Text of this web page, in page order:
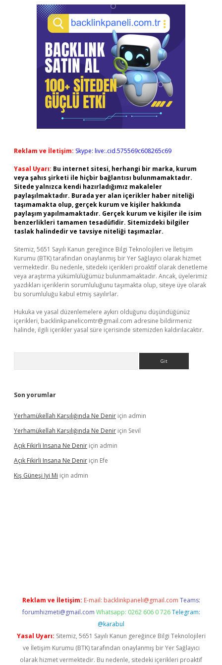
Reklam ve İletişim: Skype: live:.cid.575569c608265c69
Yasal Uyarı: Bu internet sitesi, herhangi bir marka, kurum
veya şahıs şirketi ile hiçbir bağlantısı bulunmamaktadır.
Sitede yalnızca kendi hazırladığımız makaleler
paylaşılmaktadır. Burada yer alan içerikler haber niteliği
taşımamakta olup, gerçek kurum ve kişiler hakkında
paylaşım yapılmamaktadır. Gerçek kurum ve kişiler ile isim
benzerlikleri tamamen tesadüfidir. Sitemizdeki bilgiler
taslak halindedir ve tavsiye niteliği taşımazlar.
Sitemiz, 5651 Sayılı Kanun gereğince Bilgi Teknolojileri ve İletişim
Kurumu (BTK) tarafından onaylanmış bir Yer Sağlayıcı olarak hizmet
vermektedir. Bu nedenle, sitedeki içerikleri proaktif olarak denetleme
veya araştırma yükümlülüğümüz bulunmamaktadır. Ancak, üyelerimiz
yazdıkları içeriklerin sorumluluğunu taşımakta olup, siteye üye olarak
bu sorumluluğu kabul etmiş sayılırlar.
Hukuka ve yasal düzenlemelere aykırı olduğunu düşündüğünüz
içerikleri, backlinkpanelicomtr@gmail.com adresine bildirmeniz
halinde, ilgili içerikler yasal süre içerisinde sitemizden kaldırılacaktır.
Son yorumlar
Yerhamükellah Karşılığında Ne Denir için admin
Yerhamükellah Karşılığında Ne Denir için Sevil
Açık Fikirli Insana Ne Denir için admin
Açık Fikirli Insana Ne Denir için Efe
Kış Güneşi Iyi Mi için admin
Reklam ve İletişim: E-mail: backlinkpaneli@gmail.com Teams:
forumhizmeti@gmail.com Whatsapp: 0262 606 0 726 Telegram:
@karabul
Yasal Uyarı: Sitemiz, 5651 Sayılı Kanun gereğince Bilgi Teknolojileri
ve İletişim Kurumu (BTK) tarafından onaylanmış bir Yer Sağlayıcı
olarak hizmet vermektedir. Bu nedenle, sitedeki içerikleri proaktif